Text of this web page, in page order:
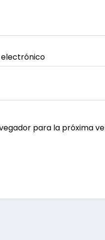
para la próxima